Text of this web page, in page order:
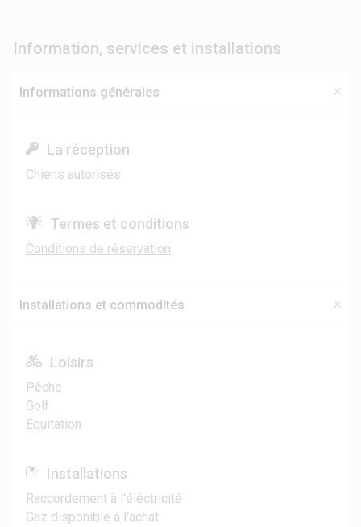
Information, services et installations
Informations générales
La réception
Chiens autorisés
Termes et conditions
Conditions de réservation
Installations et commodités
Loisirs
Pêche
Golf
Équitation
Installations
Raccordement à l'éléctricité
Gaz disponible à l'achat